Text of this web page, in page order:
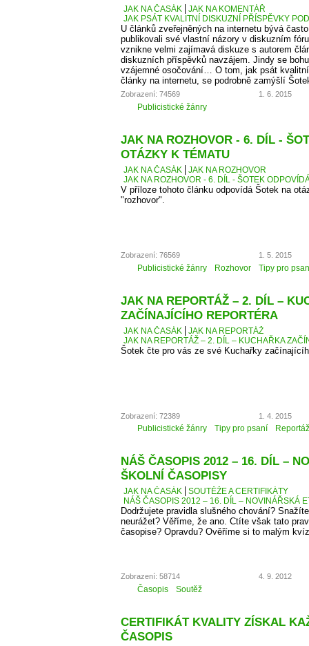
JAK NA ČASÁK
JAK NA KOMENTÁŘ
JAK PSÁT KVALITNÍ DISKUZNÍ PŘÍSPĚVKY
U článků zveřejněných na internetu bývá
publikovali své vlastní názory v diskuzním
vznikne velmi zajímavá diskuze s autorem
diskuzních příspěvků navzájem. Jindy se
vzájemné osočování… O tom, jak psát
články na internetu, se podrobně zamýšlí
Zobrazení: 74569 1. 6. 2015
Publicistické žánry
JAK NA ROZHOVOR - 6. DÍL -
OTÁZKY K TÉMATU
JAK NA ČASÁK
JAK NA ROZHOVOR
JAK NA ROZHOVOR - 6. DÍL - ŠOTEK
V příloze tohoto článku odpovídá Šotek na
"rozhovor".
Zobrazení: 76569 1. 5. 2015
Publicistické žánry Rozhovor Tipy pro
JAK NA REPORTÁŽ – 2. DÍL –
ZAČÍNAJÍCÍHO REPORTÉRA
JAK NA ČASÁK
JAK NA REPORTÁŽ
JAK NA REPORTÁŽ – 2. DÍL – KUCHAŘKA
Šotek čte pro vás ze své Kuchařky
Zobrazení: 72389 1. 4. 2015
Publicistické žánry Tipy pro psaní Reportáž
NÁŠ ČASOPIS 2012 – 16. DÍL –
ŠKOLNÍ ČASOPISY
JAK NA ČASÁK
SOUTĚŽE A CERTIFIKÁTY
NÁŠ ČASOPIS 2012 – 16. DÍL – NOVINÁŘSKÁ
Dodržujete pravidla slušného chování?
neurážet? Věříme, že ano. Ctíte však tato
časopise? Opravdu? Ověříme si to malým
Zobrazení: 58714 4. 9. 2012
Časopis Soutěž
CERTIFIKÁT KVALITY ZÍSKAL
ČASOPIS